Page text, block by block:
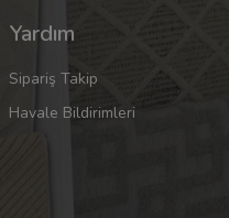
Yardım
Sipariş Takip
Havale Bildirimleri